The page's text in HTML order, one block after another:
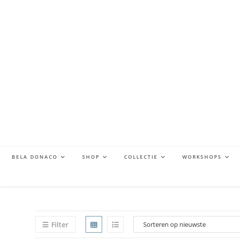
BELA DONACO SHOP COLLECTIE WORKSHOPS
Filter